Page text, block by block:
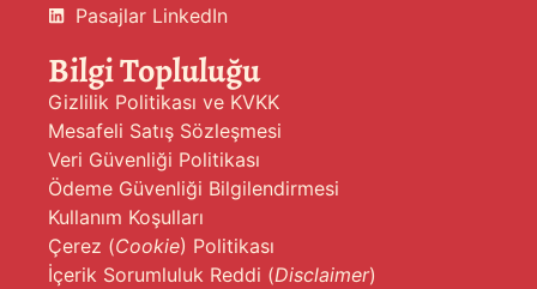
Pasajlar LinkedIn
Bilgi Topluluğu
Gizlilik Politikası ve KVKK
Mesafeli Satış Sözleşmesi
Veri Güvenliği Politikası
Ödeme Güvenliği Bilgilendirmesi
Kullanım Koşulları
Çerez (Cookie) Politikası
İçerik Sorumluluk Reddi (Disclaimer)